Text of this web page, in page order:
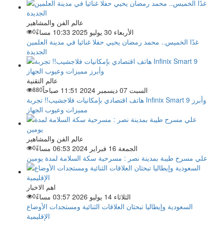
عالم الفن والمشاهير
الأربعاء 30 يوليو 2025 10:33 مساءً
0
غدًا الخميس.. محمد رمضان يحيي حفلا غنائيا في مدينة العلمين
الجديدة
عالم التقنية
السبت 07 ديسمبر 2024 11:51 صباحاً
880
هاتف اقتصادي بإمكانيات فلاجشيب!! تجربة Infinix Smart 9 وأبرز
مميزات وعيوب الجهاز
عالم الفن والمشاهير
الجمعة 16 فبراير 2024 06:53 مساءً
0
علي مسرح طيبة بمدينة نصر : مسرحية سكة السلامة لمدة يومين
اهم الاخبار
الثلاثاء 14 يوليو 2026 03:57 مساءً
0
السعودية وإيطاليا تبحثان العلاقات الثنائية ومستجدات الأوضاع
الإقليمية